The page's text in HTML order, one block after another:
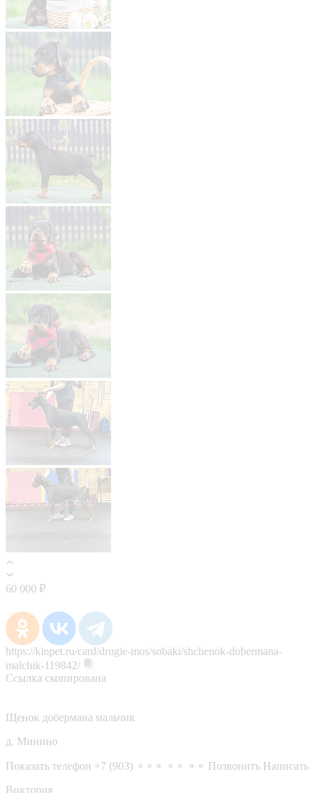
60 000 ₽
https://kinpet.ru/card/drugie-mos/sobaki/shchenok-dobermana-
malchik-119842/
Ссылка скопирована
Щенок добермана мальчик
д. Минино
Показать телефон +7 (903) ⚬⚬⚬ ⚬⚬ ⚬⚬ Позвонить Написать
Виктория